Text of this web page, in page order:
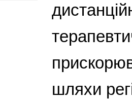
шляхи